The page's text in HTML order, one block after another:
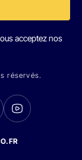
acceptez nos
réservés.